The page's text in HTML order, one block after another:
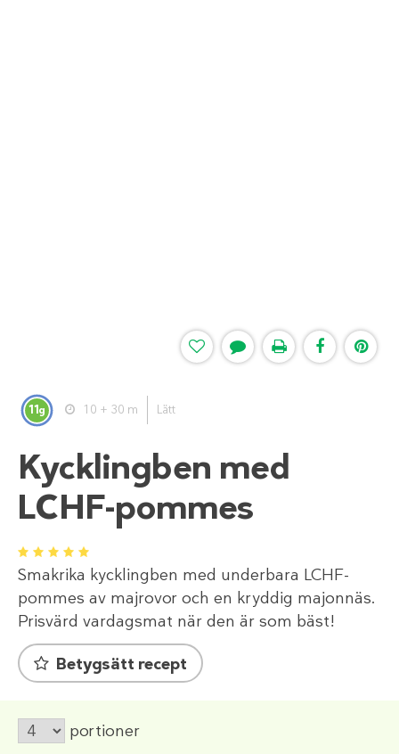
11g 10 + 30 m Lätt
Kycklingben med
LCHF-pommes
1 2 3 4 5
Smakrika kycklingben med underbara LCHF-
pommes av majrovor och en kryddig majonnäs.
Prisvärd vardagsmat när den är som bäst!
Betygsätt recept
portioner